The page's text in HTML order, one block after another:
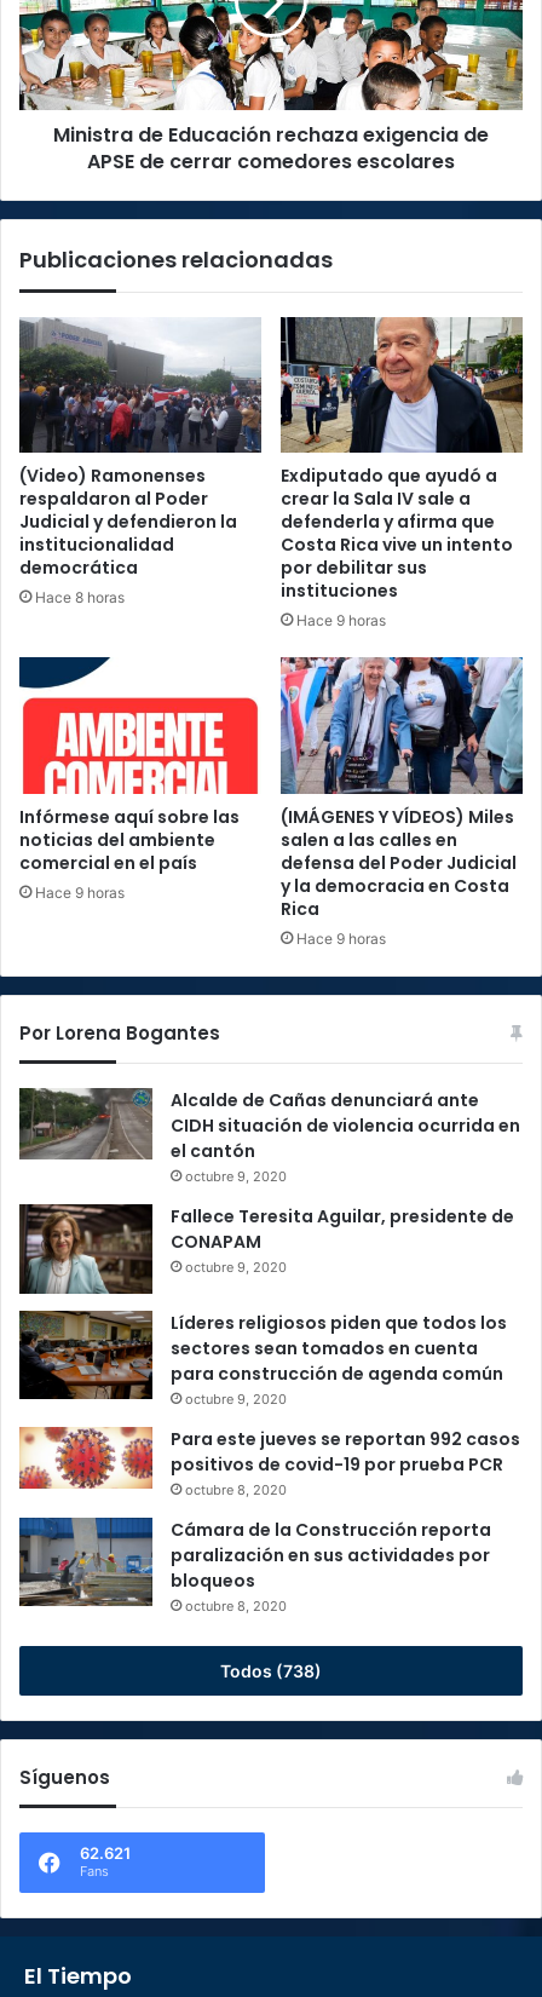
exigencia
de
APSE
de
cerrar
comedores
escolares
Ministra de Educación rechaza exigencia de
APSE de cerrar comedores escolares
Publicaciones relacionadas
(Video) Ramonenses
respaldaron al Poder
Judicial y defendieron la
institucionalidad
democrática
Hace 8 horas
Exdiputado que ayudó a
crear la Sala IV sale a
defenderla y afirma que
Costa Rica vive un intento
por debilitar sus
instituciones
Hace 9 horas
Infórmese aquí sobre las
noticias del ambiente
comercial en el país
Hace 9 horas
(IMÁGENES Y VÍDEOS) Miles
salen a las calles en
defensa del Poder Judicial
y la democracia en Costa
Rica
Hace 9 horas
Por Lorena Bogantes
Alcalde de Cañas denunciará ante
CIDH situación de violencia ocurrida en
el cantón
octubre 9, 2020
Fallece Teresita Aguilar, presidente de
CONAPAM
octubre 9, 2020
Líderes religiosos piden que todos los
sectores sean tomados en cuenta
para construcción de agenda común
octubre 9, 2020
Para este jueves se reportan 992 casos
positivos de covid-19 por prueba PCR
octubre 8, 2020
Cámara de la Construcción reporta
paralización en sus actividades por
bloqueos
octubre 8, 2020
Todos (738)
Síguenos
62.621
Fans
El Tiempo